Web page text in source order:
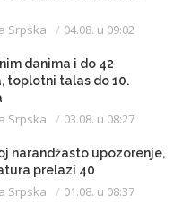
Srpska 04.08. u 09:02
danima i do 42
toplotni talas do 10.
Srpska 03.08. u 08:27
narandžasto upozorenje,
prelazi 40
Srpska 01.08. u 08:37